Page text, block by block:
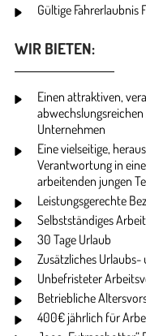
Gültige Fahrerlaubnis
WIR BIETEN:
Einen attraktiven,
Unternehmen
Eine vielseitige,
Verantwortung in
arbeitenden jungen
Leistungsgerechte
Selbstständiges
30 Tage Urlaub
Zusätzliches
Unbefristeter
Betriebliche
400€ jährlich für